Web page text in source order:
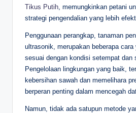
Tikus Putih , memungkinkan petani
strategi pengendalian yang lebih
Penggunaan perangkap, tanaman
ultrasonik, merupakan beberapa
sesuai dengan kondisi setempat dan
Pengelolaan lingkungan yang baik,
kebersihan sawah dan memelihara
berperan penting dalam mencegah
Namun, tidak ada satupun metode